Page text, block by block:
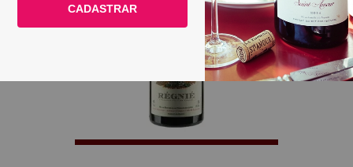
Le Club >CADASTRAR